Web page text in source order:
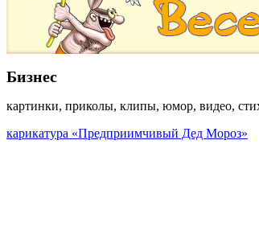
Бизнес
картинки, приколы, клипы, юмор, видео,
карикатура «Предприимчивый Дед Мороз»